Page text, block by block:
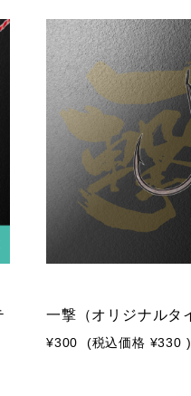
一撃（オリジナルタ
¥300 (税込価格 ¥330 )